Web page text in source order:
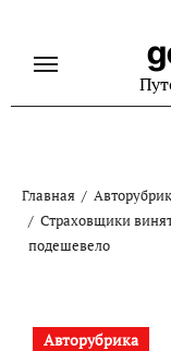
содержанию
Главная
Страховщики
подешевело
Авторубрика